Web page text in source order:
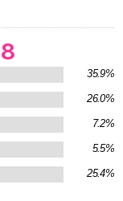
며, 복종하는 것이
이 비판적 사고 없이
있다”며 ‘악의 평범
누구도 악이 될 수 있
기가 의무로 여겼던
되었다. 그리고 새로
35.9%
26.0%
7.2%
5.5%
25.4%